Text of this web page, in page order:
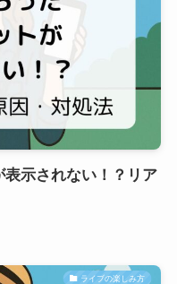
示されない！？リア
ライブの楽しみ方